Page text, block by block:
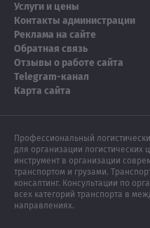
Услуги и цены
Контакты администрации
Реклама на сайте
Обратная связь
Отзывы о работе сайта
Telegram-канал
Карта сайта
Профессиональный
для организации логистических
инструмент в организации
транспортом и грузами.
консалтинг. Консультации по
всех категорий транспорта в
направлениях.